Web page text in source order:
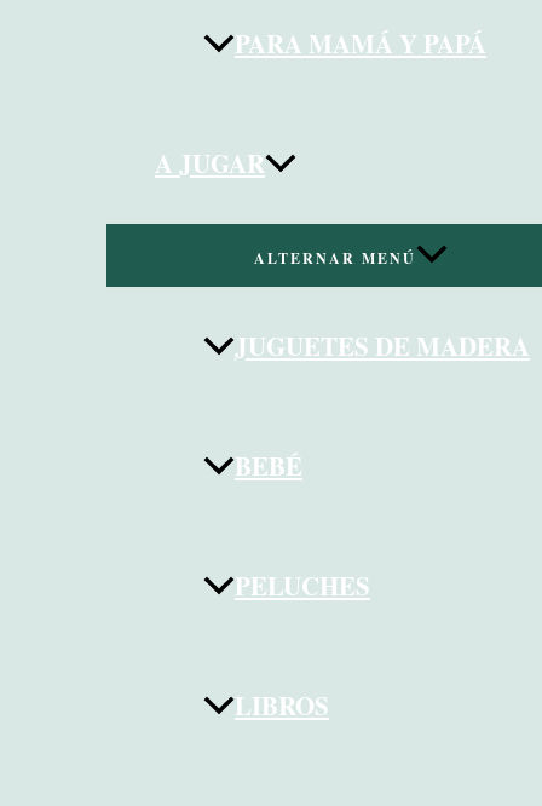
PARA MAMÁ Y PAPÁ
A JUGAR
ALTERNAR MENÚ
JUGUETES DE MADERA
BEBÉ
PELUCHES
LIBROS